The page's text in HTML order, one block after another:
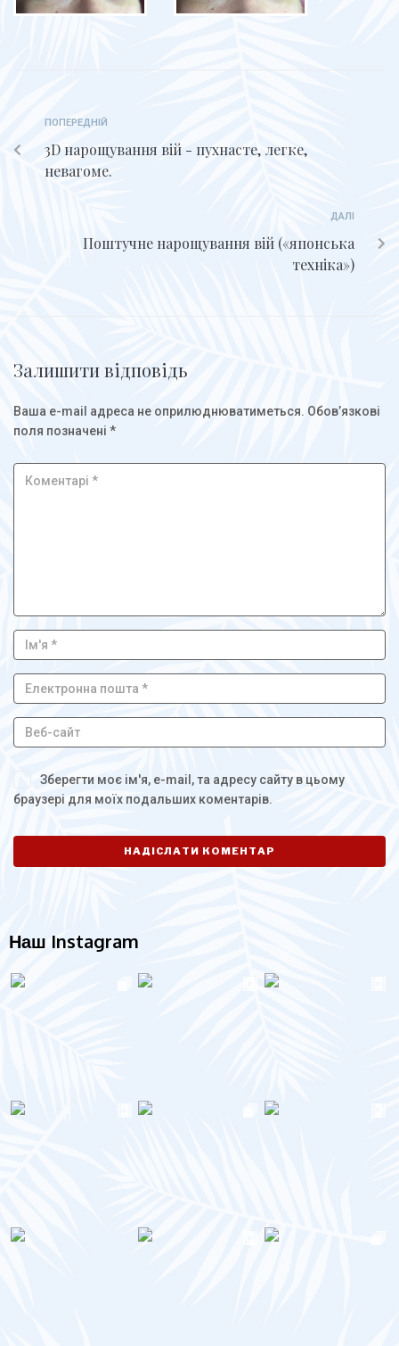
ПОПЕРЕДНІЙ
3D нарощування вій - пухнасте, легке,
невагоме.
ДАЛІ
Поштучне нарощування вій («японська
техніка»)
Залишити відповідь
Ваша e-mail адреса не оприлюднюватиметься. Обов’язкові
поля позначені *
Зберегти моє ім'я, e-mail, та адресу сайту в цьому
браузері для моїх подальших коментарів.
Наш Instagram